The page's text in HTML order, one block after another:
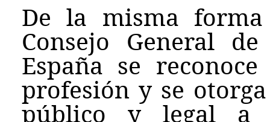
De la misma
Consejo General
España se
profesión y se
público y legal a